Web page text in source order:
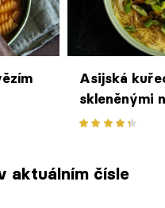
Asijská
skleněnými
aktuálním čísle